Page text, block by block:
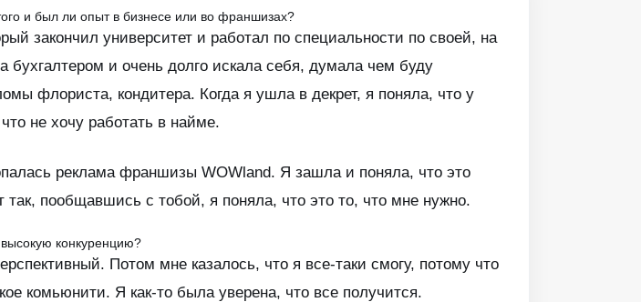
и был ли опыт в бизнесе или во франшизах?
закончил университет и работал по специальности по своей, на
и очень долго искала себя, думала чем буду
флориста, кондитера. Когда я ушла в декрет, я поняла, что у
не хочу работать в найме.
реклама франшизы WOWland. Я зашла и поняла, что это
пообщавшись с тобой, я поняла, что это то, что мне нужно.
конкуренцию?
Потом мне казалось, что я все-таки смогу, потому что
комьюнити. Я как-то была уверена, что все получится.